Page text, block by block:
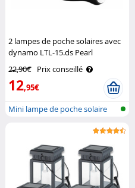
2 lampes de poche solaires avec
dynamo LTL-15.ds Pearl
22,90€ Prix conseillé
12,95€
Mini lampe de poche solaire